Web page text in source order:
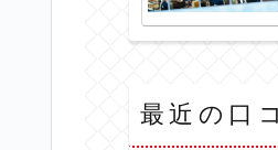
最近の口